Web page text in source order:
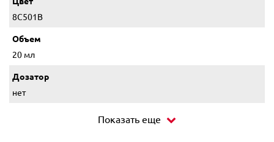
8C501B
Объем
20 мл
Дозатор
нет
Показать еще